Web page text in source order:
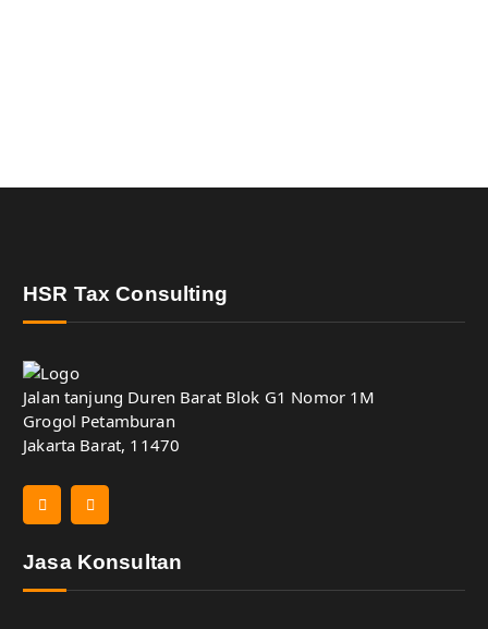
HSR Tax Consulting
Jalan tanjung Duren Barat Blok G1 Nomor 1M
Grogol Petamburan
Jakarta Barat, 11470
Jasa Konsultan